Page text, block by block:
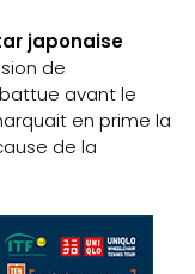
japonaise
de
avant le
en prime la
de la